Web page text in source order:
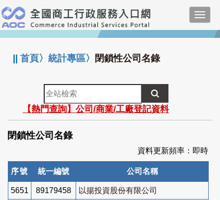
跳
到
主
要
:::
||首頁〉統計專區〉 閉鎖性公司名錄
全
站
檢
索
【熱門查詢】公司/商業/工廠登記資料
閉鎖性公司名錄
資料更新頻率：即時
序號 統一編號 公司名稱
5651 89179458 以揚投資股份有限公司